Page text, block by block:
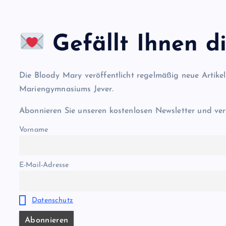
Gefällt Ihnen
Die Bloody Mary veröffentlicht regelmäßig neue
Mariengymnasiums Jever.
Abonnieren Sie unseren kostenlosen Newsletter und
Vorname
E-Mail-Adresse
Datenschutz